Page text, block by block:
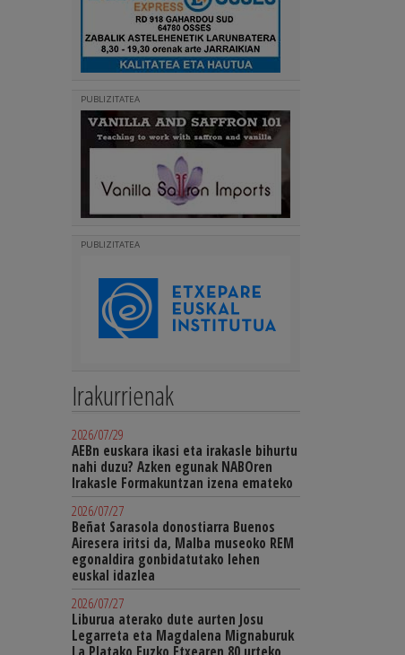
PUBLIZITATEA
PUBLIZITATEA
Irakurrienak
2026/07/29
AEBn euskara ikasi eta irakasle bihurtu
nahi duzu? Azken egunak NABOren
Irakasle Formakuntzan izena emateko
2026/07/27
Beñat Sarasola donostiarra Buenos
Airesera iritsi da, Malba museoko REM
egonaldira gonbidatutako lehen
euskal idazlea
2026/07/27
Liburua aterako dute aurten Josu
Legarreta eta Magdalena Mignaburuk